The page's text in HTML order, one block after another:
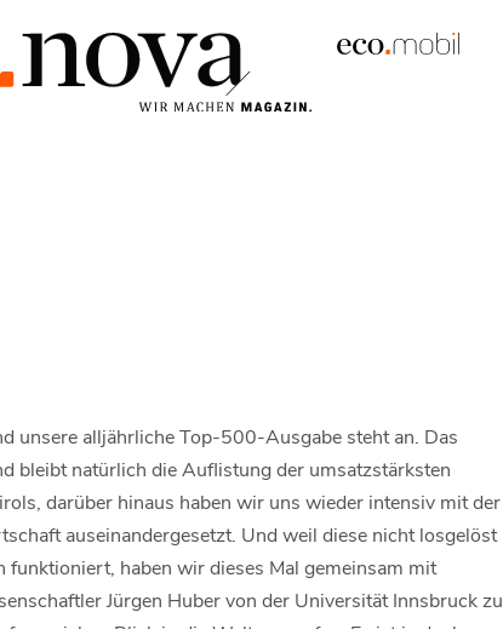
unsere alljährliche Top-500-Ausgabe steht an. Das
bleibt natürlich die Auflistung der umsatzstärksten
darüber hinaus haben wir uns wieder intensiv mit der
auseinandergesetzt. Und weil diese nicht losgelöst
funktioniert, haben wir dieses Mal gemeinsam mit
Jürgen Huber von der Universität Innsbruck zu